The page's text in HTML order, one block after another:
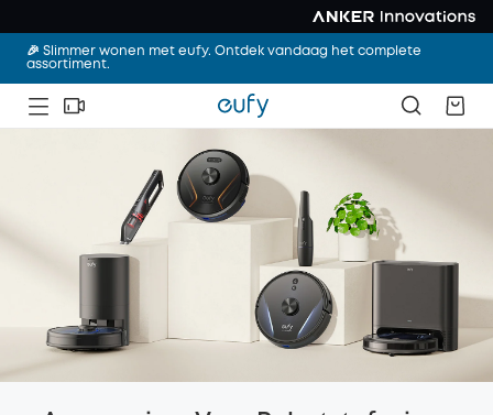
🎉 Slimmer wonen met eufy. Ontdek vandaag het complete
assortiment.